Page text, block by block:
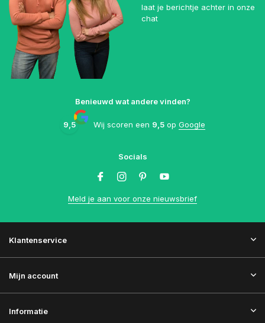
laat je berichtje achter in onze
chat
Benieuwd wat andere vinden?
9,5 Wij scoren een 9,5 op Google
Socials
Meld je aan voor onze nieuwsbrief
Klantenservice
Mijn account
Informatie